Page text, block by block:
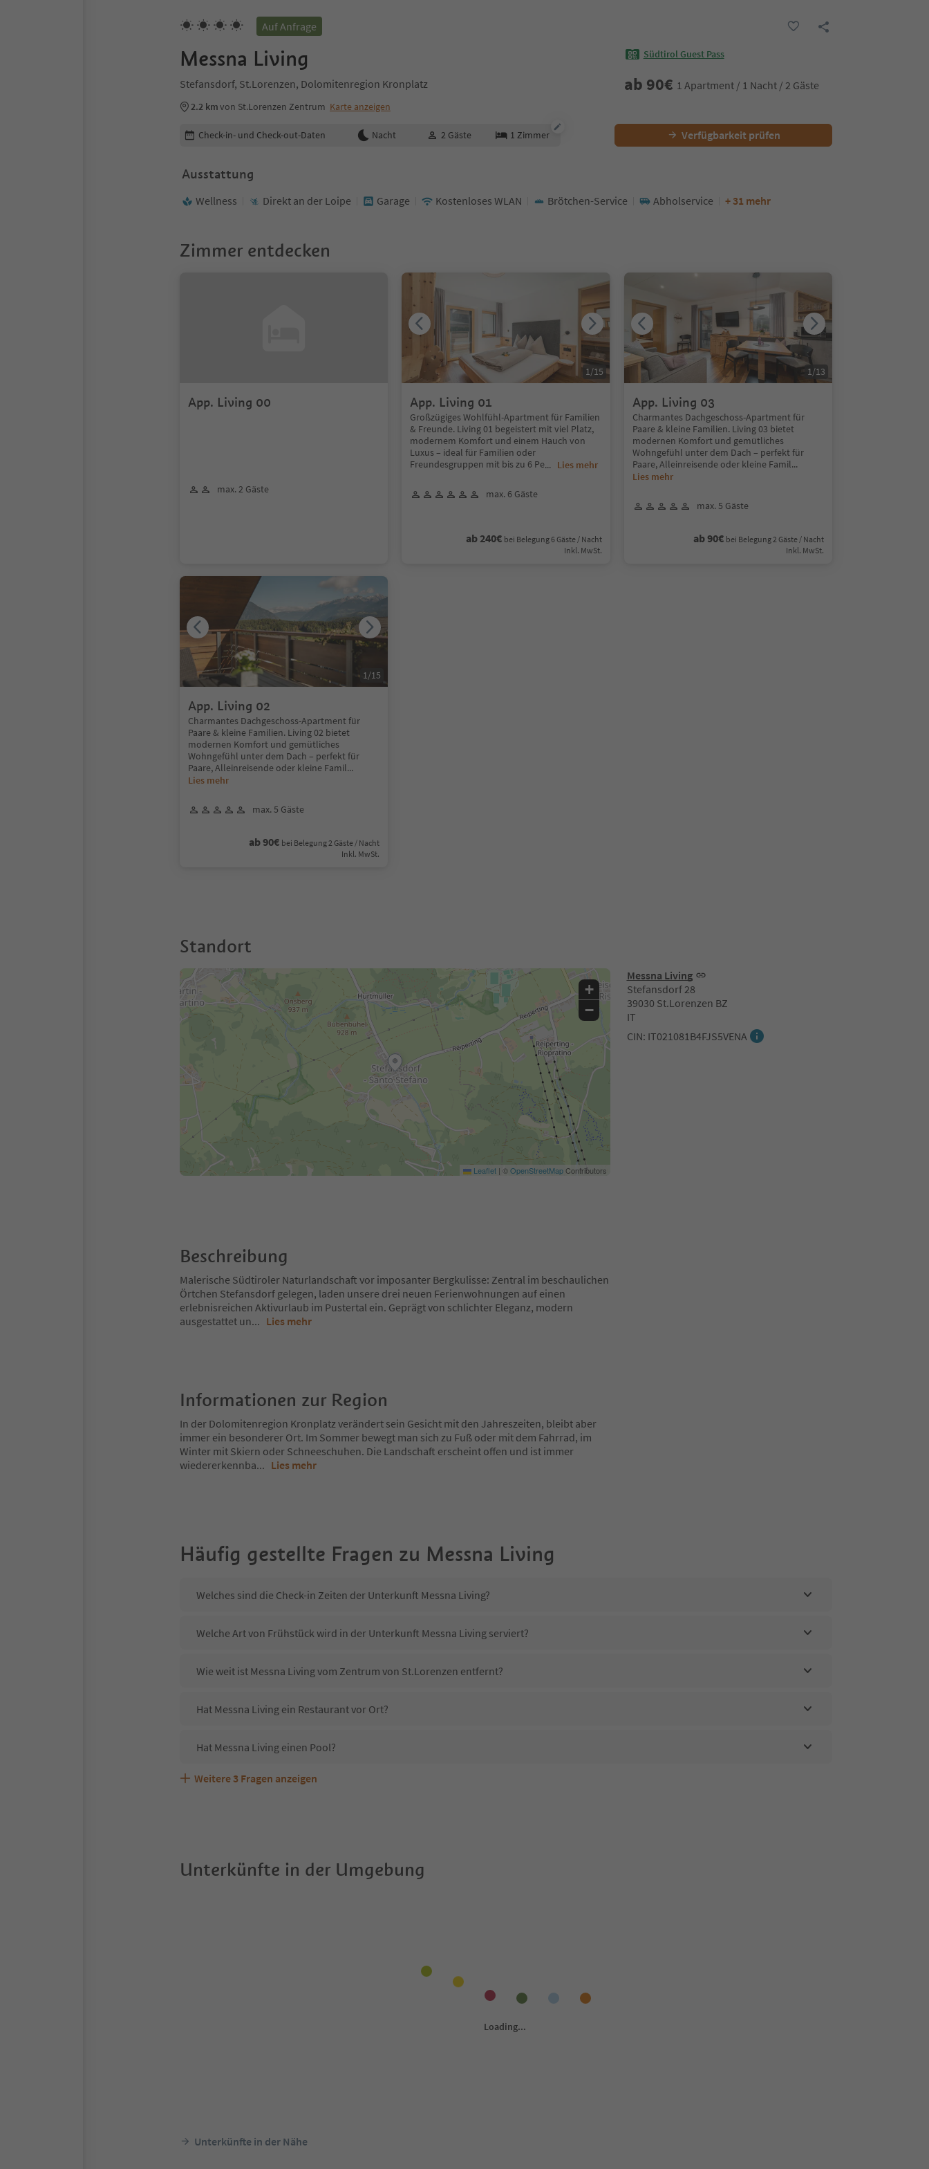
Auf Anfrage
Messna Living
Stefansdorf, St.Lorenzen, Dolomitenregion Kronplatz
2.2 kmvon St.Lorenzen Zentrum Karte anzeigen
Südtirol Guest Pass
ab 90€ 1 Apartment / 1 Nacht / 2 Gäste
Buchungsdetails bearbeiten
Check-in- und Check-out-Daten Nacht 2 Gäste 1 Zimmer Verfügbarkeit prüfen
Ausstattung
Wellness Direkt an der Loipe Garage Kostenloses WLAN Brötchen-Service Abholservice + 31 mehr
Zimmer entdecken
App. Living 00
max. 2 Gäste
App. Living 01
Großzügiges Wohlfühl-Apartment für Familien
& Freunde. Living 01 begeistert mit viel Platz,
modernem Komfort und einem Hauch von
Luxus – ideal für Familien oder
Freundesgruppen mit bis zu 6 Pe... Lies mehr
max. 6 Gäste
ab 240€ bei Belegung 6 Gäste / Nacht
Inkl. MwSt.
1/15
App. Living 03
Charmantes Dachgeschoss-Apartment für
Paare & kleine Familien. Living 03 bietet
modernen Komfort und gemütliches
Wohngefühl unter dem Dach – perfekt für
Paare, Alleinreisende oder kleine Famil...
Lies mehr
max. 5 Gäste
ab 90€ bei Belegung 2 Gäste / Nacht
Inkl. MwSt.
1/13
App. Living 02
Charmantes Dachgeschoss-Apartment für
Paare & kleine Familien. Living 02 bietet
modernen Komfort und gemütliches
Wohngefühl unter dem Dach – perfekt für
Paare, Alleinreisende oder kleine Famil...
Lies mehr
max. 5 Gäste
ab 90€ bei Belegung 2 Gäste / Nacht
Inkl. MwSt.
1/15
Standort
Messna Living
Stefansdorf 28
39030 St.Lorenzen BZ
IT
CIN: IT021081B4FJS5VENA
+
−
Leaflet | ©OpenStreetMapContributors
Beschreibung
Malerische Südtiroler Naturlandschaft vor imposanter Bergkulisse: Zentral im beschaulichen
Örtchen Stefansdorf gelegen, laden unsere drei neuen Ferienwohnungen auf einen
erlebnisreichen Aktivurlaub im Pustertal ein. Geprägt von schlichter Eleganz, modern
ausgestattet un... Lies mehr
Informationen zur Region
In der Dolomitenregion Kronplatz verändert sein Gesicht mit den Jahreszeiten, bleibt aber
immer ein besonderer Ort. Im Sommer bewegt man sich zu Fuß oder mit dem Fahrrad, im
Winter mit Skiern oder Schneeschuhen. Die Landschaft erscheint offen und ist immer
wiedererkennba... Lies mehr
Häufig gestellte Fragen zu Messna Living
Welches sind die Check-in Zeiten der Unterkunft Messna Living?
Welche Art von Frühstück wird in der Unterkunft Messna Living serviert?
Wie weit ist Messna Living vom Zentrum von St.Lorenzen entfernt?
Hat Messna Living ein Restaurant vor Ort?
Hat Messna Living einen Pool?
Sind Haustiere in der Unterkunft Messna Living erlaubt?
Welche Services bietet Messna Living?
Weitere 3 Fragen anzeigen
Unterkünfte in der Umgebung
Unterkünfte in der Nähe